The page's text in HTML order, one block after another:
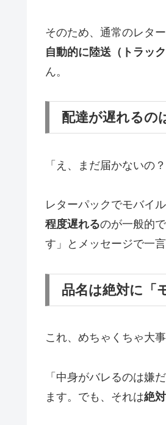
そのため、通常のレタ
自動的に陸送（トラッ
ん。
配達が遅れるの
「え、まだ届かないの
レターパックでモバイ
程度遅れるのが一般的
す」とメッセージで一
品名は絶対に「
これ、めちゃくちゃ大
「中身がバレるのは嫌
ます。でも、それは絶